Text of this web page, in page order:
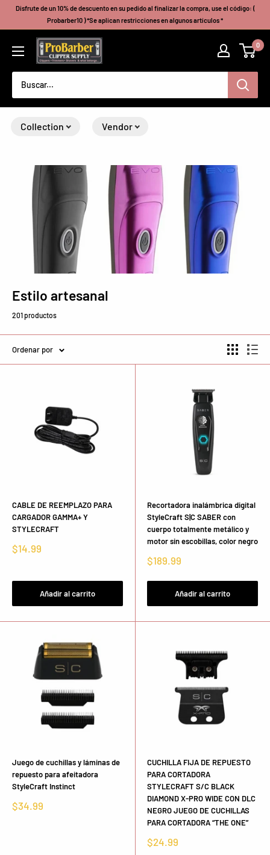
contenido
Disfrute de un 10% de descuento en su pedido al finalizar la compra, use el código: (
Probarber10 ) *Se aplican restricciones en algunos artículos *
Probarberclippersupply 0
Collection Vendor
Estilo artesanal
201 productos
Ordenar por
CABLE DE REEMPLAZO PARA
CARGADOR GAMMA+ Y
STYLECRAFT
Precio
$14.99
Añadir al carrito
Recortadora inalámbrica digital
StyleCraft S|C SABER con
cuerpo totalmente metálico y
motor sin escobillas, color negro
Precio
venta
$189.99
Añadir al carrito
Juego de cuchillas y láminas de
repuesto para afeitadora
StyleCraft Instinct
Precio
$34.99
CUCHILLA FIJA DE REPUESTO
PARA CORTADORA
STYLECRAFT S/C BLACK
DIAMOND X-PRO WIDE CON DLC
NEGRO JUEGO DE CUCHILLAS
PARA CORTADORA “THE ONE”
Precio
$24.99